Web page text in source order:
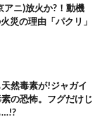
アニ)放火か?！動機
災の理由「パクリ」
然毒素が!ジャガイ
の恐怖。フグだけじ
…!?